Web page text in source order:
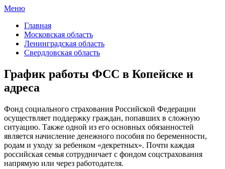
Меню
Главная
Московская область
Ленинградская область
Свердловская область
График работы ФСС в Копейске и
адреса
Фонд социального страхования Российской Федерации
осуществляет поддержку граждан, попавших в сложную
ситуацию. Также одной из его основных обязанностей
является начисление денежного пособия по беременности,
родам и уходу за ребенком «декретных». Почти каждая
российская семья сотрудничает с фондом соцстрахования
напрямую или через работодателя.